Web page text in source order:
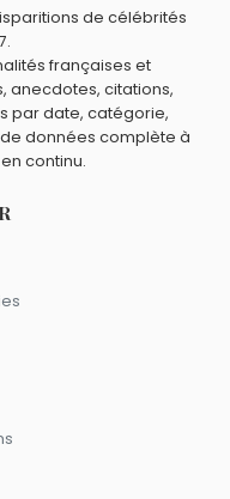
de célébrités
françaises et
anecdotes, citations,
par date, catégorie,
données complète à
continu.